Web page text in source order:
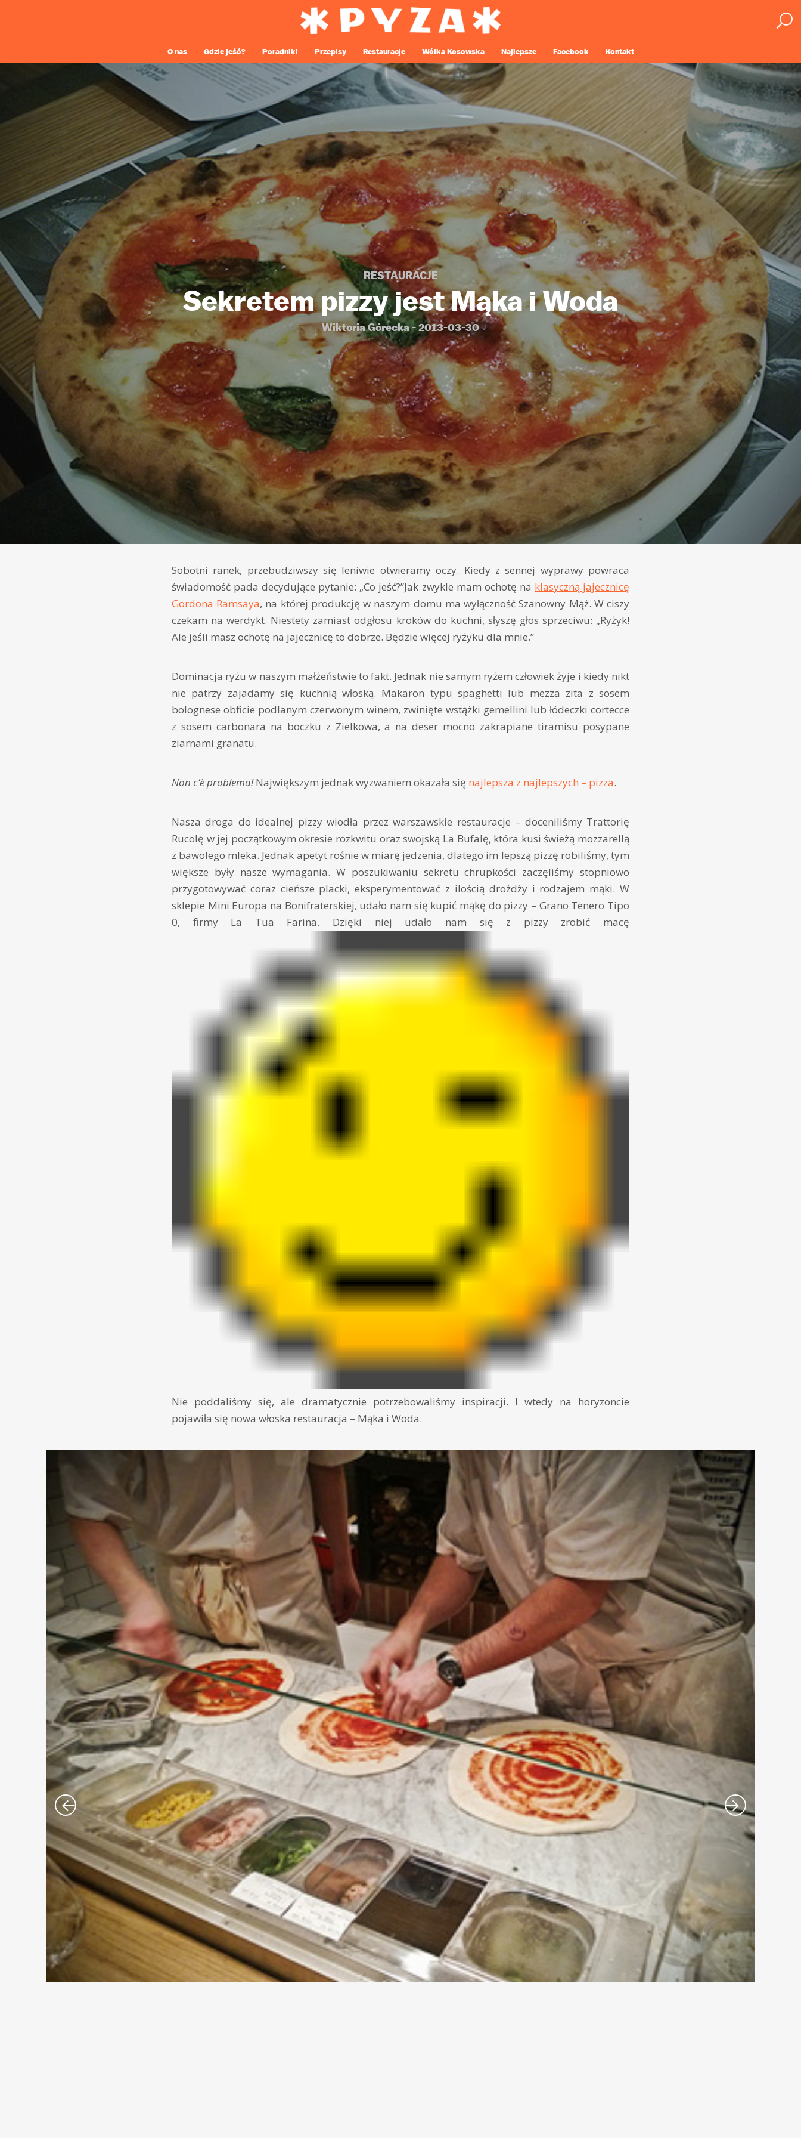
O nas Gdzie jeść? Poradniki Przepisy Restauracje Wólka Kosowska Najlepsze Facebook Kontakt
RESTAURACJE
Sekretem pizzy jest Mąka i Woda
Wiktoria Górecka - 2013-03-30
Sobotni ranek, przebudziwszy się leniwie otwieramy oczy. Kiedy z sennej wyprawy powraca
świadomość pada decydujące pytanie: „Co jeść?”Jak zwykle mam ochotę na klasyczną jajecznicę
Gordona Ramsaya, na której produkcję w naszym domu ma wyłączność Szanowny Mąż. W ciszy
czekam na werdykt. Niestety zamiast odgłosu kroków do kuchni, słyszę głos sprzeciwu: „Ryżyk!
Ale jeśli masz ochotę na jajecznicę to dobrze. Będzie więcej ryżyku dla mnie.”
Dominacja ryżu w naszym małżeństwie to fakt. Jednak nie samym ryżem człowiek żyje i kiedy nikt
nie patrzy zajadamy się kuchnią włoską. Makaron typu spaghetti lub mezza zita z sosem
bolognese obficie podlanym czerwonym winem, zwinięte wstążki gemellini lub łódeczki cortecce
z sosem carbonara na boczku z Zielkowa, a na deser mocno zakrapiane tiramisu posypane
ziarnami granatu.
Non c’è problema!Największym jednak wyzwaniem okazała się najlepsza z najlepszych – pizza.
Nasza droga do idealnej pizzy wiodła przez warszawskie restauracje – doceniliśmy Trattorię
Rucolę w jej początkowym okresie rozkwitu oraz swojską La Bufalę, która kusi świeżą mozzarellą
z bawolego mleka. Jednak apetyt rośnie w miarę jedzenia, dlatego im lepszą pizzę robiliśmy, tym
większe były nasze wymagania. W poszukiwaniu sekretu chrupkości zaczęliśmy stopniowo
przygotowywać coraz cieńsze placki, eksperymentować z ilością drożdży i rodzajem mąki. W
sklepie Mini Europa na Bonifraterskiej, udało nam się kupić mąkę do pizzy – Grano Tenero Tipo
0, firmy La Tua Farina. Dzięki niej udało nam się z pizzy zrobić macę
Nie poddaliśmy się, ale dramatycznie potrzebowaliśmy inspiracji. I wtedy na horyzoncie
pojawiła się nowa włoska restauracja – Mąka i Woda.